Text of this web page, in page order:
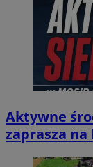
Aktywne
zaprasza